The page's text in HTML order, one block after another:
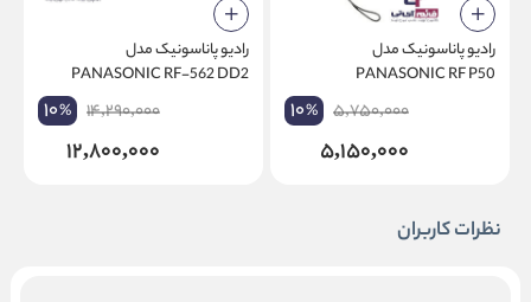
رادیو پاناسونیک مدل
PANASONIC RF P50
5,750,000
10%
5,150,000
رادیو پاناسونیک مدل
PANASONIC RF-562 DD2
14,290,000
10%
12,800,000
نظرات کاربران